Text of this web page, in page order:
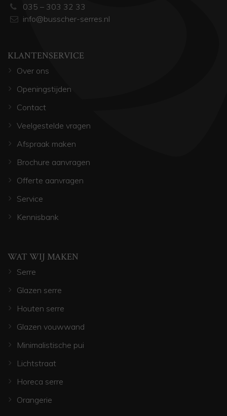
035 – 303 32 33
info@busscher-serres.nl
KLANTENSERVICE
Over ons
Openingstijden
Contact
Veelgestelde vragen
Afspraak maken
Brochure aanvragen
Offerte aanvragen
Service
Kennisbank
WAT WIJ MAKEN
Serre
Glazen serre
Houten serre
Glazen vouwwand
Minimalistische pui
Lichtstraat
Horeca serre
Orangerie